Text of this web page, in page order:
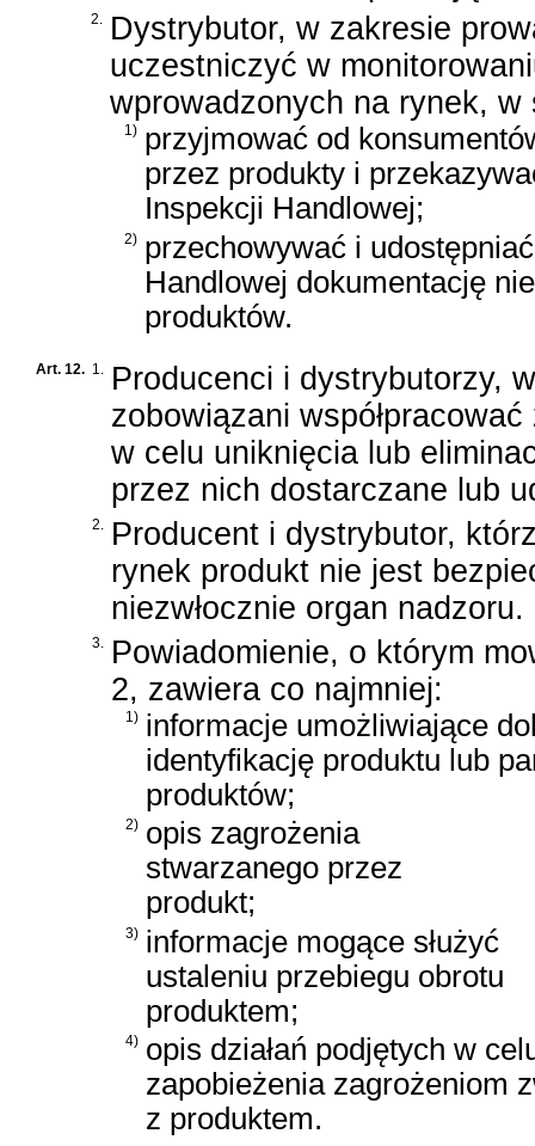
2. Dystrybutor, w zakresie
uczestniczyć w
wprowadzonych na rynek, w
1) przyjmować od
przez produkty i
Inspekcji Handlowej;
2) przechowywać i
Handlowej dokumentację
produktów.
Art. 12. 1.
Producenci i dystrybutorzy,
zobowiązani
w celu uniknięcia lub
przez nich dostarczane lub
2.
Producent i dystrybutor,
rynek produkt nie jest
niezwłocznie organ nadzoru.
3.
Powiadomienie, o którym
2, zawiera co najmniej:
1) informacje umożliwiające
identyfikację produktu lub
produktów;
2) opis zagrożenia
stwarzanego przez
produkt;
3) informacje mogące służyć
ustaleniu przebiegu obrotu
produktem;
4) opis działań podjętych w
zapobieżenia zagrożeniom
z produktem.